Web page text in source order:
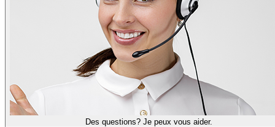
Des questions? Je peux vous aider.